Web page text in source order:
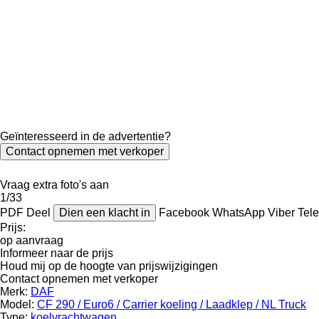
Geïnteresseerd in de advertentie?
Contact opnemen met verkoper
Vraag extra foto's aan
1/33
PDF Deel Dien een klacht in Facebook WhatsApp Viber
Prijs:
op aanvraag
Informeer naar de prijs
Houd mij op de hoogte van prijswijzigingen
Contact opnemen met verkoper
Merk: DAF
Model: CF 290 / Euro6 / Carrier koeling / Laadklep / NL Truck